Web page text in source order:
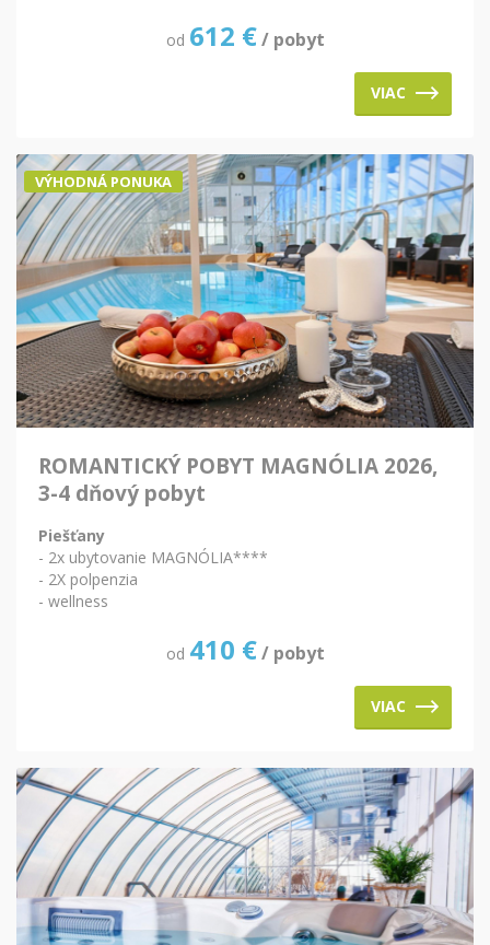
od 612 € / pobyt
VIAC
VÝHODNÁ PONUKA
ROMANTICKÝ POBYT MAGNÓLIA 2026,
3-4 dňový pobyt
Piešťany
- 2x ubytovanie MAGNÓLIA****
- 2X polpenzia
- wellness
od 410 € / pobyt
VIAC